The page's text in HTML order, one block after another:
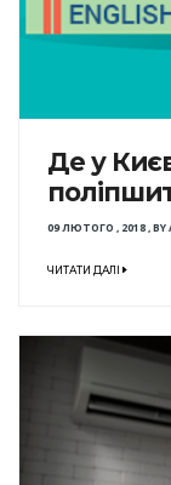
Де у
09 ЛЮТОГО , 2018,BY
ЧИТАТИ ДАЛІ